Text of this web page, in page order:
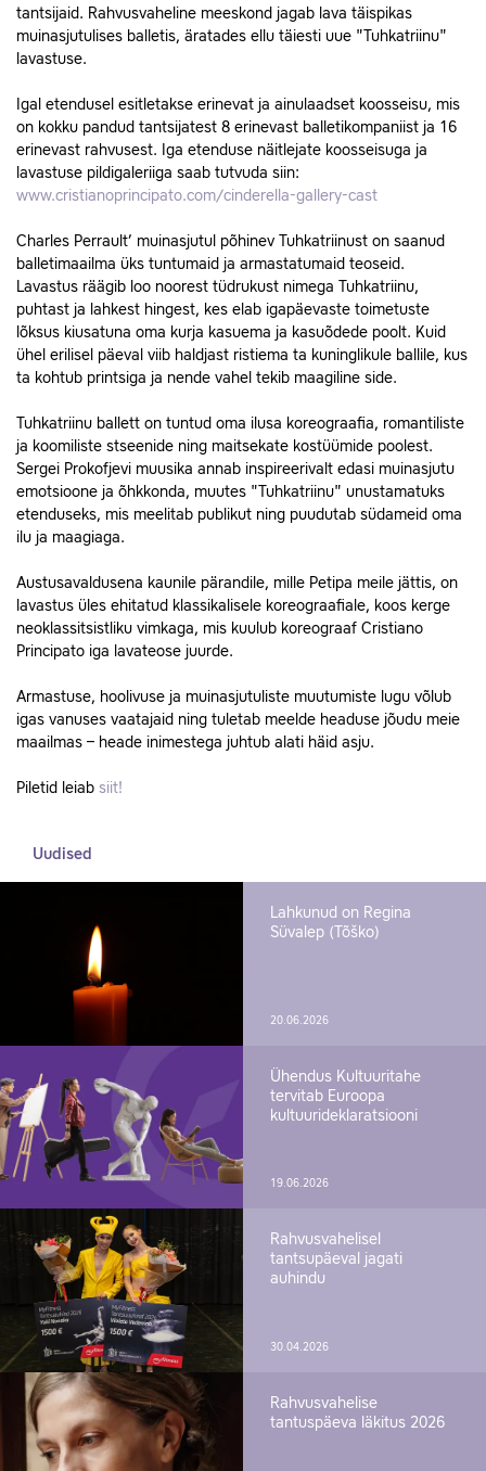
tantsijaid. Rahvusvaheline meeskond jagab lava täispikas
muinasjutulises balletis, äratades ellu täiesti uue "Tuhkatriinu"
lavastuse.
Igal etendusel esitletakse erinevat ja ainulaadset koosseisu, mis
on kokku pandud tantsijatest 8 erinevast balletikompaniist ja 16
erinevast rahvusest. Iga etenduse näitlejate koosseisuga ja
lavastuse pildigaleriiga saab tutvuda siin:
www.cristianoprincipato.com/cinderella-gallery-cast
Charles Perrault’ muinasjutul põhinev Tuhkatriinust on saanud
balletimaailma üks tuntumaid ja armastatumaid teoseid.
Lavastus räägib loo noorest tüdrukust nimega Tuhkatriinu,
puhtast ja lahkest hingest, kes elab igapäevaste toimetuste
lõksus kiusatuna oma kurja kasuema ja kasuõdede poolt. Kuid
ühel erilisel päeval viib haldjast ristiema ta kuninglikule ballile, kus
ta kohtub printsiga ja nende vahel tekib maagiline side.
Tuhkatriinu ballett on tuntud oma ilusa koreograafia, romantiliste
ja koomiliste stseenide ning maitsekate kostüümide poolest.
Sergei Prokofjevi muusika annab inspireerivalt edasi muinasjutu
emotsioone ja õhkkonda, muutes "Tuhkatriinu" unustamatuks
etenduseks, mis meelitab publikut ning puudutab südameid oma
ilu ja maagiaga.
Austusavaldusena kaunile pärandile, mille Petipa meile jättis, on
lavastus üles ehitatud klassikalisele koreograafiale, koos kerge
neoklassitsistliku vimkaga, mis kuulub koreograaf Cristiano
Principato iga lavateose juurde.
Armastuse, hoolivuse ja muinasjutuliste muutumiste lugu võlub
igas vanuses vaatajaid ning tuletab meelde headuse jõudu meie
maailmas – heade inimestega juhtub alati häid asju.
Piletid leiab siit!
Uudised
Lahkunud on Regina
Süvalep (Tõško)
20.06.2026
Ühendus Kultuuritahe
tervitab Euroopa
kultuurideklaratsiooni
19.06.2026
Rahvusvahelisel
tantsupäeval jagati
auhindu
30.04.2026
Rahvusvahelise
tantuspäeva läkitus 2026